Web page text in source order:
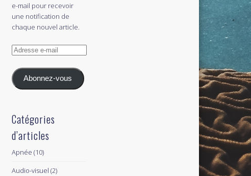
e-mail pour recevoir
une notification de
chaque nouvel article.
Adresse
mail
Abonnez-vous
Catégories
d’articles
Apnée (10)
Audio-visuel (2)